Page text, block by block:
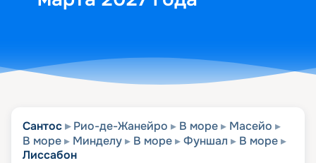
Сантос Рио-де-Жанейро В море
Масейо
В море
Минделу В море Фуншал
В море
Лиссабон